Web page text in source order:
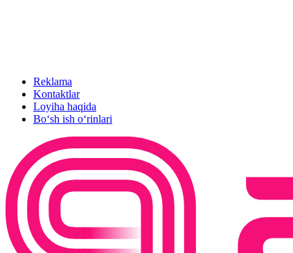
Reklama
Kontaktlar
Loyiha haqida
Bo‘sh ish o‘rinlari